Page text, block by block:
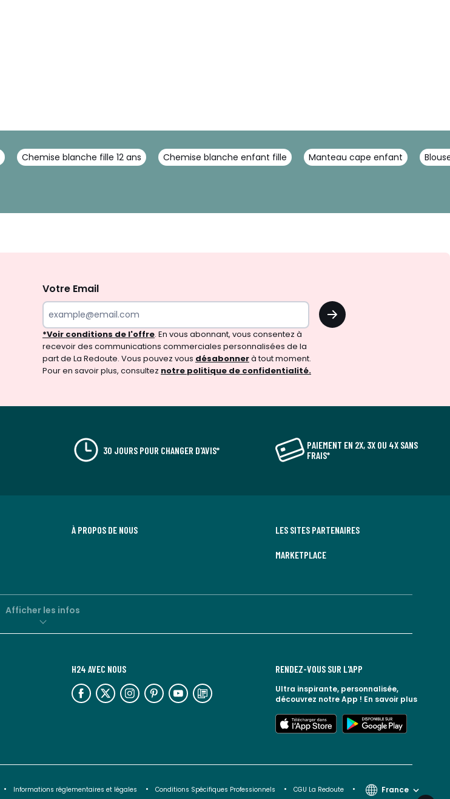
Chemise blanche fille 12 ans Chemise blanche enfant fille Manteau cape enfant
Votre Email
OK
*Voir conditions de l'offre. En vous abonnant, vous consentez à
recevoir des communications commerciales personnalisées de la
part de La Redoute. Vous pouvez vous désabonnerà tout moment.
Pour en savoir plus, consultez notre politique de confidentialité.
30 JOURS POUR CHANGER D'AVIS*
PAIEMENT EN 2X, 3X OU 4X SANS
FRAIS*
À PROPOS DE NOUS LES SITES PARTENAIRES
MARKETPLACE
Afficher les infos
H24 AVEC NOUS
lien
vers
lien
vers
lien
vers
lien
vers
lien
vers
lien
vers
RENDEZ-VOUS SUR L'APP
Ultra inspirante, personnalisée,
découvrez notre App ! En savoir plus
lien
vers
lien
vers
Informations réglementaires et légales Conditions Spécifiques Professionnels
CGU La Redoute
France